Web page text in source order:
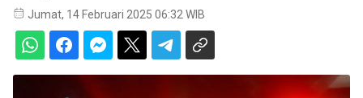
Jumat, 14 Februari 2025 06:32 WIB